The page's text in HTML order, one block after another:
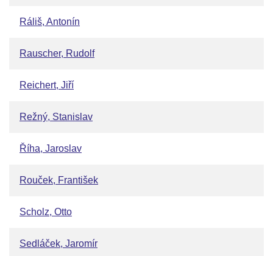
Ráliš, Antonín
Rauscher, Rudolf
Reichert, Jiří
Režný, Stanislav
Říha, Jaroslav
Rouček, František
Scholz, Otto
Sedláček, Jaromír